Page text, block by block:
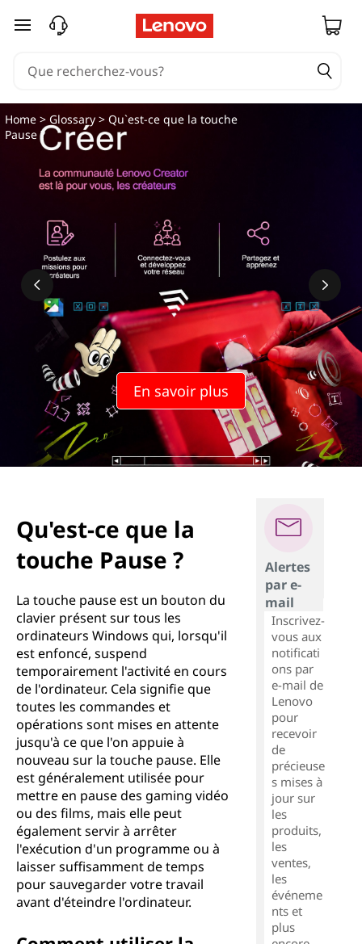
passer au contenu principal
En savoir plus
Home >Glossary > Qu`est-ce que la touche
Pause ?
Qu'est-ce que la
touche Pause ?
La touche pause est un bouton du
clavier présent sur tous les
ordinateurs Windows qui, lorsqu'il
est enfoncé, suspend
temporairement l'activité en cours
de l'ordinateur. Cela signifie que
toutes les commandes et
opérations sont mises en attente
jusqu'à ce que l'on appuie à
nouveau sur la touche pause. Elle
est généralement utilisée pour
mettre en pause des gaming vidéo
ou des films, mais elle peut
également servir à arrêter
l'exécution d'un programme ou à
laisser suffisamment de temps
pour sauvegarder votre travail
avant d'éteindre l'ordinateur.
Alertes
par e-
mail
Inscrivez-
vous aux
notificati
ons par
e-mail de
Lenovo
pour
recevoir
de
précieuse
s mises à
jour sur
les
produits,
les
ventes,
les
événeme
nts et
plus